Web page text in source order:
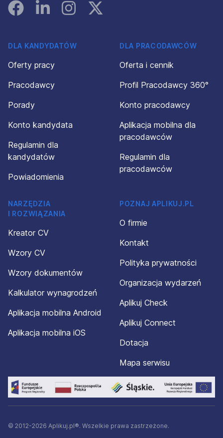
FacebookLinked InInstagramInstagram
DLA KANDYDATÓW
Oferty pracy
Pracodawcy
Porady
Konto kandydata
Regulamin dla
kandydatów
Powiadomienia
DLA PRACODAWCÓW
Oferta i cennik
Profil Pracodawcy 360°
Konto pracodawcy
Aplikacja mobilna dla
pracodawców
Regulamin dla
pracodawców
NARZĘDZIA
I ROZWIĄZANIA
Kreator CV
Wzory CV
Wzory dokumentów
Kalkulator wynagrodzeń
Aplikacja mobilna Android
Aplikacja mobilna iOS
POZNAJ APLIKUJ.PL
O firmie
Kontakt
Polityka prywatności
Organizacja wydarzeń
Aplikuj Check
Aplikuj Connect
Dotacja
Mapa serwisu
© 2012-2026 Aplikuj.pl®. Wszelkie prawa zastrzeżone.